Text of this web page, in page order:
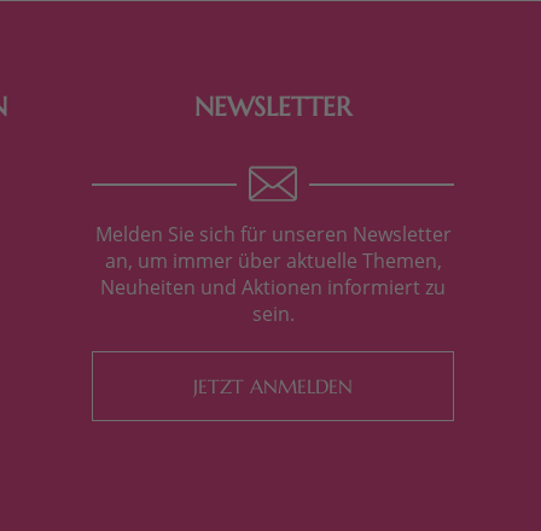
NEWSLETTER
Melden Sie sich für unseren Newsletter
an, um immer über aktuelle Themen,
Neuheiten und Aktionen informiert zu
sein.
JETZT ANMELDEN